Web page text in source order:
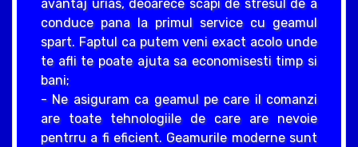
avantaj urias, deoarece scapi de stresul de a
conduce pana la primul service cu geamul
spart. Faptul ca putem veni exact acolo unde
te afli te poate ajuta sa economisesti timp si
bani;
- Ne asiguram ca geamul pe care il comanzi
are toate tehnologiile de care are nevoie
pentrru a fi eficient. Geamurile moderne sunt